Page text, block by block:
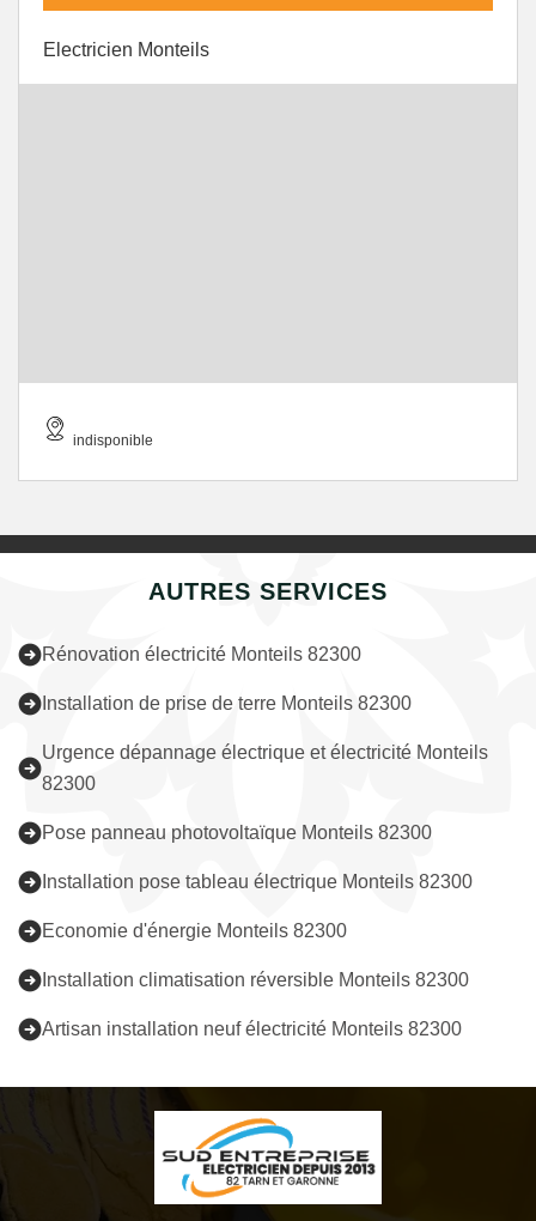
Electricien Monteils
indisponible
AUTRES SERVICES
Rénovation électricité Monteils 82300
Installation de prise de terre Monteils 82300
Urgence dépannage électrique et électricité Monteils
82300
Pose panneau photovoltaïque Monteils 82300
Installation pose tableau électrique Monteils 82300
Economie d'énergie Monteils 82300
Installation climatisation réversible Monteils 82300
Artisan installation neuf électricité Monteils 82300